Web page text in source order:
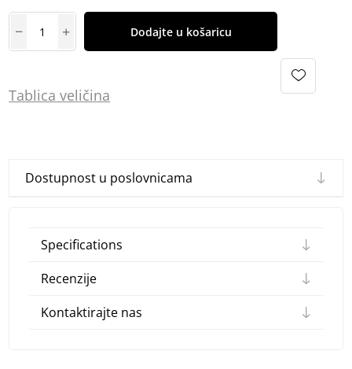
Dodajte u košaricu
Tablica veličina
Dostupnost u poslovnicama
Specifications
Recenzije
Kontaktirajte nas